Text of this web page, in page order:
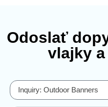
Odoslať
vlajky